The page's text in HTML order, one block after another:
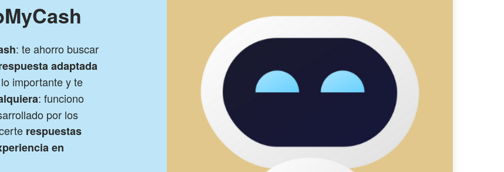
: te ahorro buscar
adaptada
importante y te
: funciono
por los
respuestas
en